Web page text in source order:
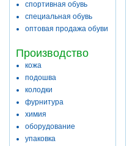
спортивная обувь
специальная обувь
оптовая продажа обуви
Производство
кожа
подошва
колодки
фурнитура
химия
оборудование
упаковка